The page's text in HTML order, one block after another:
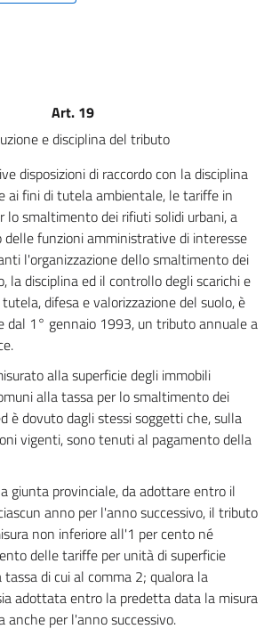
TITOLO II
TRIBUTI PROVINCIALI
TRIBUTO PER L'ESERCIZIO DELLE
PROTEZIONE E IGIENE DELL'AMBIENTE
TITOLO II
TRIBUTI PROVINCIALI
Capo II
PER L'ISCRIZIONE DEI VEICOLI
REGISTRO AUTOMOBILISTICO
TITOLO III
TRIBUTI REGIONALI
Capo I
TITOLO IV
Art. 19
e disciplina del tributo
disposizioni di raccordo con la disciplina
ai fini di tutela ambientale, le tariffe in
lo smaltimento dei rifiuti solidi urbani, a
funzioni amministrative di interesse
l'organizzazione dello smaltimento dei
la disciplina ed il controllo degli scarichi e
difesa e valorizzazione del suolo, è
dal 1° gennaio 1993, un tributo annuale a
alla superficie degli immobili
alla tassa per lo smaltimento dei
è dovuto dagli stessi soggetti che, sulla
vigenti, sono tenuti al pagamento della
giunta provinciale, da adottare entro il
anno per l'anno successivo, il tributo
non inferiore all'1 per cento né
delle tariffe per unità di superficie
di cui al comma 2; qualora la
adottata entro la predetta data la misura
anche per l'anno successivo.